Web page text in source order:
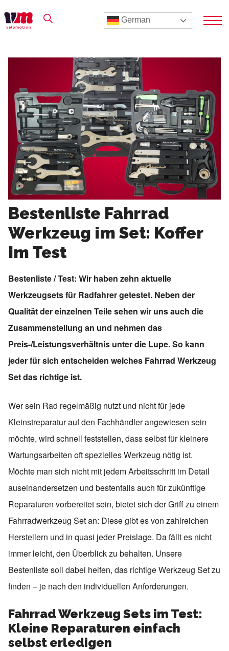
German
Bestenliste Fahrrad
Werkzeug im Set: Koffer
im Test
Bestenliste / Test: Wir haben zehn aktuelle
Werkzeugsets für Radfahrer getestet. Neben der
Qualität der einzelnen Teile sehen wir uns auch die
Zusammenstellung an und nehmen das
Preis-/Leistungsverhältnis unter die Lupe. So kann
jeder für sich entscheiden welches Fahrrad Werkzeug
Set das richtige ist.
Wer sein Rad regelmäßig nutzt und nicht für jede
Kleinstreparatur auf den Fachhändler angewiesen sein
möchte, wird schnell feststellen, dass selbst für kleinere
Wartungsarbeiten oft spezielles Werkzeug nötig ist.
Möchte man sich nicht mit jedem Arbeitsschritt im Detail
auseinandersetzen und bestenfalls auch für zukünftige
Reparaturen vorbereitet sein, bietet sich der Griff zu einem
Fahrradwerkzeug Set an: Diese gibt es von zahlreichen
Herstellern und in quasi jeder Preislage. Da fällt es nicht
immer leicht, den Überblick zu behalten. Unsere
Bestenliste soll dabei helfen, das richtige Werkzeug Set zu
finden – je nach den individuellen Anforderungen.
Fahrrad Werkzeug Sets im Test:
Kleine Reparaturen einfach
selbst erledigen